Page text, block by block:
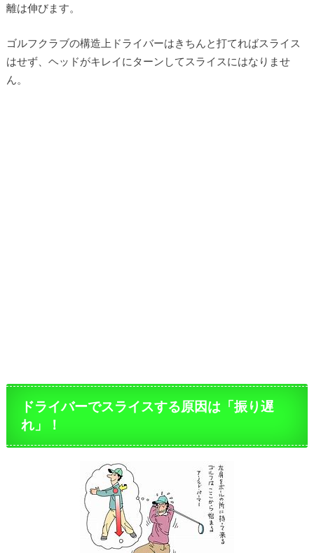
離は伸びます。
ゴルフクラブの構造上ドライバーはきちんと打てればスライス
はせず、ヘッドがキレイにターンしてスライスにはなりませ
ん。
ドライバーでスライスする原因は「振り遅
れ」！